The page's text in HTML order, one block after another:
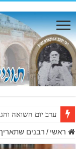
ערב יום השואה
ראשי / רבנים